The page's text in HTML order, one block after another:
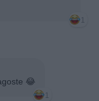
1
😂
1